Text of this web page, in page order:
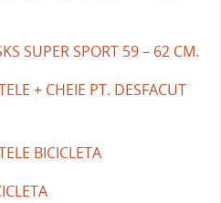
SUPER SPORT 59 – 62 CM.
+ CHEIE PT. DESFACUT
BICICLETA